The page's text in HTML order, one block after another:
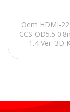
Oem HDMI-
CCS OD5.5
1.4 Ver. 3D